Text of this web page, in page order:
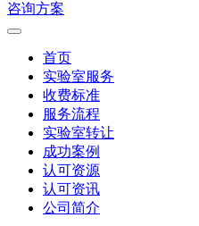
咨询方案
首页
实验室服务
收费标准
服务流程
实验室转让
成功案例
认可资源
认可资讯
公司简介